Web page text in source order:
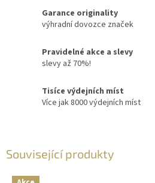
Garance originality
výhradní dovozce značek
Pravidelné akce a slevy
slevy až 70%!
Tisíce výdejních míst
Více jak 8000 výdejních míst
Související produkty